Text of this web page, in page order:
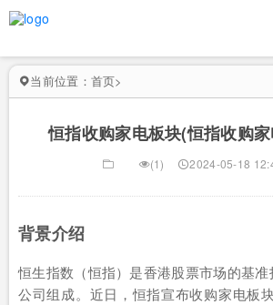
当前位置： 首页>
恒指收购家电板块(恒指收购
(1) 2024-05-18
背景介绍
恒生指数（恒指）是香港股票市场的基
公司组成。近日，恒指宣布收购家电板